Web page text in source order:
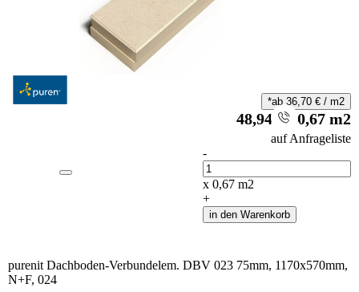
auf Anfrageliste
-
Anzahl
x 0,67 m2
+
in den Warenkorb
*ab 36,70 €/ m2
48,94 €/ 0,67 m2
purenit Dachboden-Verbundelem. DBV 023 75mm, 1170x570mm,
N+F, 024